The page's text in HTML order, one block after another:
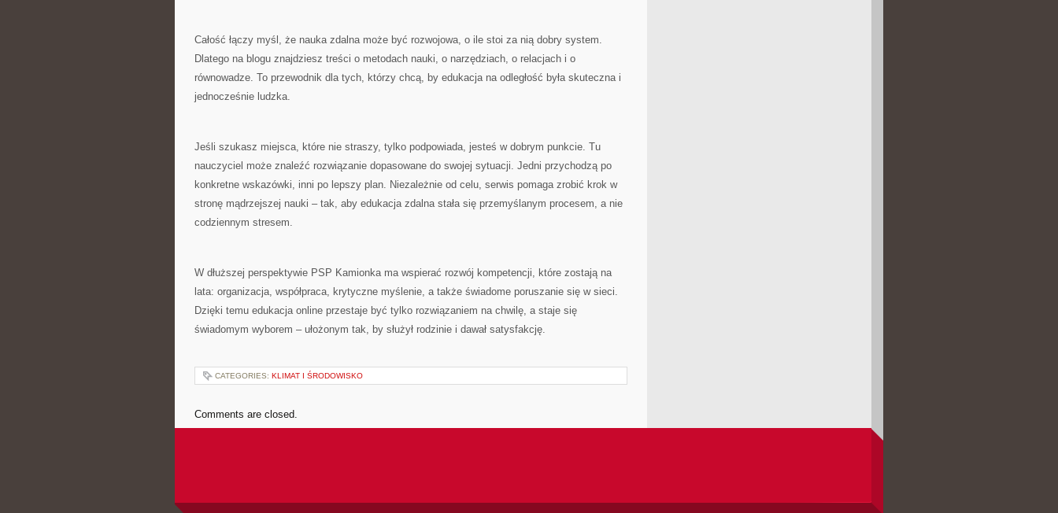
Całość łączy myśl, że nauka zdalna może być rozwojowa, o ile stoi za nią dobry system.
Dlatego na blogu znajdziesz treści o metodach nauki, o narzędziach, o relacjach i o
równowadze. To przewodnik dla tych, którzy chcą, by edukacja na odległość była skuteczna i
jednocześnie ludzka.
Jeśli szukasz miejsca, które nie straszy, tylko podpowiada, jesteś w dobrym punkcie. Tu
nauczyciel może znaleźć rozwiązanie dopasowane do swojej sytuacji. Jedni przychodzą po
konkretne wskazówki, inni po lepszy plan. Niezależnie od celu, serwis pomaga zrobić krok w
stronę mądrzejszej nauki – tak, aby edukacja zdalna stała się przemyślanym procesem, a nie
codziennym stresem.
W dłuższej perspektywie PSP Kamionka ma wspierać rozwój kompetencji, które zostają na
lata: organizacja, współpraca, krytyczne myślenie, a także świadome poruszanie się w sieci.
Dzięki temu edukacja online przestaje być tylko rozwiązaniem na chwilę, a staje się
świadomym wyborem – ułożonym tak, by służył rodzinie i dawał satysfakcję.
CATEGORIES: KLIMAT I ŚRODOWISKO
Comments are closed.